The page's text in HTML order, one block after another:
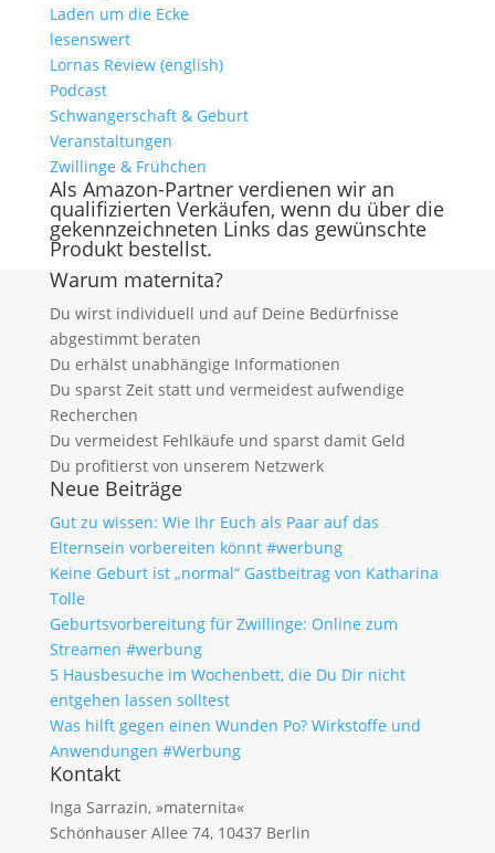
Laden um die Ecke
lesenswert
Lornas Review (english)
Podcast
Schwangerschaft & Geburt
Veranstaltungen
Zwillinge & Frühchen
Als Amazon-Partner verdienen wir an
qualifizierten Verkäufen, wenn du über die
gekennzeichneten Links das gewünschte
Produkt bestellst.
Warum maternita?
Du wirst individuell und auf Deine Bedürfnisse
abgestimmt beraten
Du erhälst unabhängige Informationen
Du sparst Zeit statt und vermeidest aufwendige
Recherchen
Du vermeidest Fehlkäufe und sparst damit Geld
Du profitierst von unserem Netzwerk
Neue Beiträge
Gut zu wissen: Wie Ihr Euch als Paar auf das
Elternsein vorbereiten könnt #werbung
Keine Geburt ist „normal“ Gastbeitrag von Katharina
Tolle
Geburtsvorbereitung für Zwillinge: Online zum
Streamen #werbung
5 Hausbesuche im Wochenbett, die Du Dir nicht
entgehen lassen solltest
Was hilft gegen einen Wunden Po? Wirkstoffe und
Anwendungen #Werbung
Kontakt
Inga Sarrazin, »maternita«
Schönhauser Allee 74, 10437 Berlin